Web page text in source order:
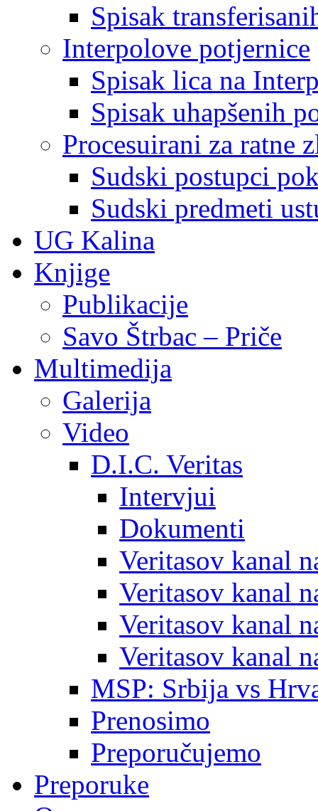
Spisak
Interpolove potjernice
Spisak lica na
Spisak uhapšenih
Procesuirani za ratne
Sudski postupci
Sudski predmeti
UG Kalina
Knjige
Publikacije
Savo Štrbac – Priče
Multimedija
Galerija
Video
D.I.C. Veritas
Intervjui
Dokumenti
Veritasov kanal
Veritasov kanal
Veritasov kanal
Veritasov kanal
MSP: Srbija vs
Prenosimo
Preporučujemo
Preporuke